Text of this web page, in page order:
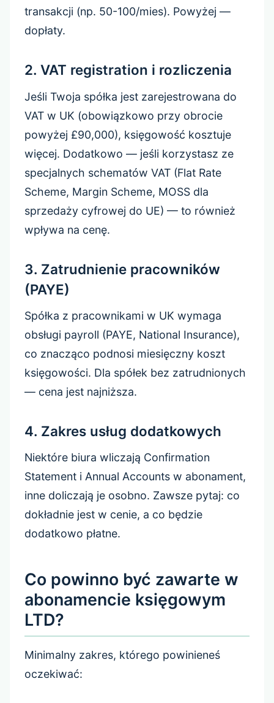
transakcji (np. 50-100/mies). Powyżej —
dopłaty.
2. VAT registration i rozliczenia
Jeśli Twoja spółka jest zarejestrowana do
VAT w UK (obowiązkowo przy obrocie
powyżej £90,000), księgowość kosztuje
więcej. Dodatkowo — jeśli korzystasz ze
specjalnych schematów VAT (Flat Rate
Scheme, Margin Scheme, MOSS dla
sprzedaży cyfrowej do UE) — to również
wpływa na cenę.
3. Zatrudnienie pracowników
(PAYE)
Spółka z pracownikami w UK wymaga
obsługi payroll (PAYE, National Insurance),
co znacząco podnosi miesięczny koszt
księgowości. Dla spółek bez zatrudnionych
— cena jest najniższa.
4. Zakres usług dodatkowych
Niektóre biura wliczają Confirmation
Statement i Annual Accounts w abonament,
inne doliczają je osobno. Zawsze pytaj: co
dokładnie jest w cenie, a co będzie
dodatkowo płatne.
Co powinno być zawarte w
abonamencie księgowym
LTD?
Minimalny zakres, którego powinieneś
oczekiwać: